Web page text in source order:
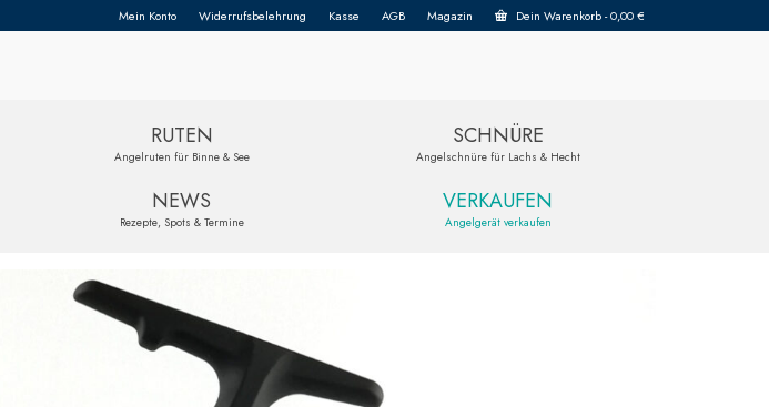
Mein Konto Widerrufsbelehrung Kasse AGB Magazin Dein Warenkorb-0,00€
RUTEN
Angelruten für Binne & See
SCHNÜRE
Angelschnüre für Lachs & Hecht
NEWS
Rezepte, Spots & Termine
VERKAUFEN
Angelgerät verkaufen